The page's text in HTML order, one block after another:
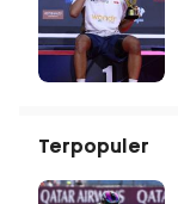
Terpopuler